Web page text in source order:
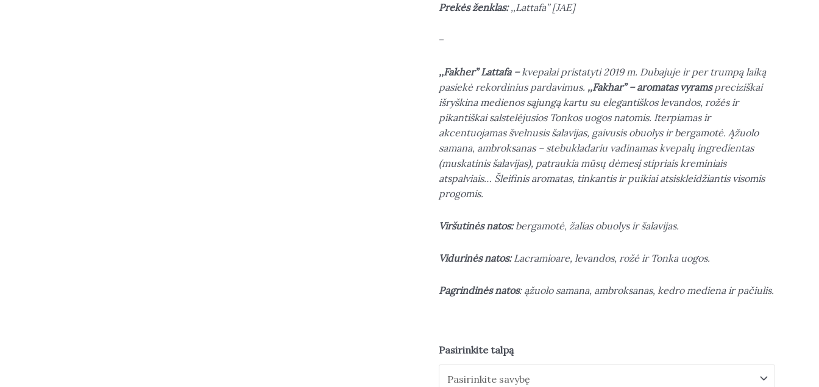
Prekės ženklas:,,Lattafa” [JAE]
–
,,Fakher” Lattafa –kvepalai pristatyti 2019 m. Dubajuje ir per trumpą laiką
pasiekė rekordinius pardavimus. ,,Fakhar” – aromatas vyramspreciziškai
išryškina medienos sąjungą kartu su elegantiškos levandos, rožės ir
pikantiškai salstelėjusios Tonkos uogos natomis. Iterpiamas ir
akcentuojamas švelnusis šalavijas, gaivusis obuolys ir bergamotė. Ąžuolo
samana, ambroksanas – stebukladariu vadinamas kvepalų ingredientas
(muskatinis šalavijas), patraukia mūsų dėmesį stipriais kreminiais
atspalviais… Šleifinis aromatas, tinkantis ir puikiai atsiskleidžiantis visomis
progomis.
Viršutinės natos:bergamotė, žalias obuolys ir šalavijas.
Vidurinės natos:Lacramioare, levandos, rožė ir Tonka uogos.
Pagrindinės natos: ąžuolo samana, ambroksanas, kedro mediena ir pačiulis.
Pasirinkite talpą